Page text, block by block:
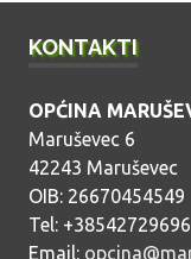
KONTAKTI
OPĆINA
Maruševec 6
42243 Maruševec
OIB: 26670454549
Tel: +38542729696
Email: